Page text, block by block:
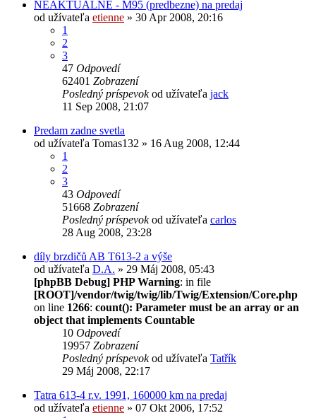
NEAKTUALNE - M95 (predbezne) na predaj
od užívateľa etienne » 30 Apr 2008, 20:16
1
2
3
47 Odpovedí
62401 Zobrazení
Posledný príspevokod užívateľa jack
11 Sep 2008, 21:07
Predam zadne svetla
od užívateľa Tomas132 » 16 Aug 2008, 12:44
1
2
3
43 Odpovedí
51668 Zobrazení
Posledný príspevokod užívateľa carlos
28 Aug 2008, 23:28
díly brzdičů AB T613-2 a výše
od užívateľa D.A. » 29 Máj 2008, 05:43
[phpBB Debug] PHP Warning: in file
[ROOT]/vendor/twig/twig/lib/Twig/Extension/Core.php
on line 1266: count(): Parameter must be an array or an
object that implements Countable
10 Odpovedí
19957 Zobrazení
Posledný príspevokod užívateľa Tatřík
29 Máj 2008, 22:17
Tatra 613-4 r.v. 1991, 160000 km na predaj
od užívateľa etienne » 07 Okt 2006, 17:52